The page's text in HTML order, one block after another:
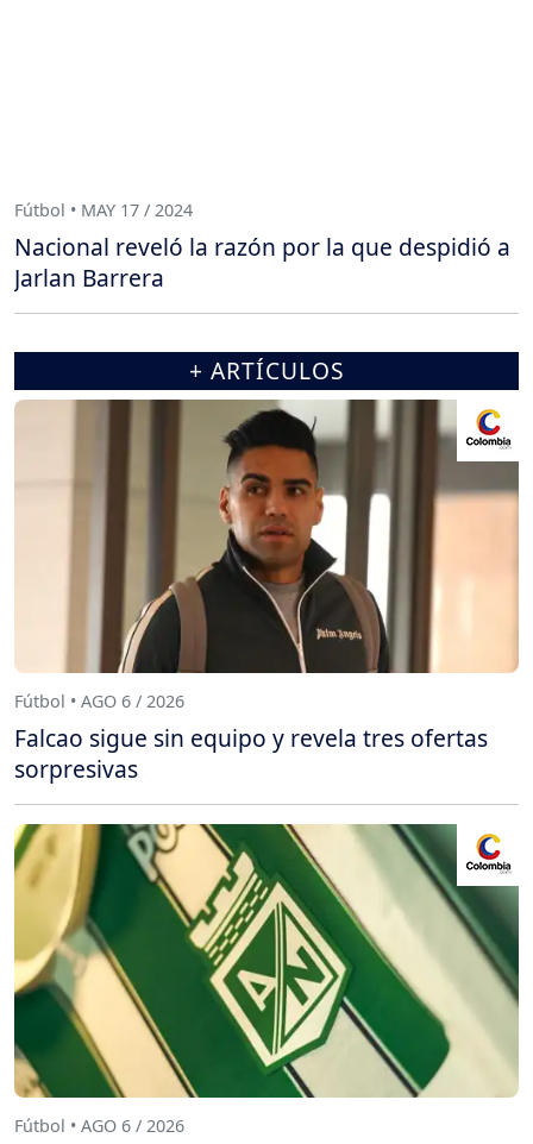
Fútbol • MAY 17 / 2024
Nacional reveló la razón por la que despidió a
Jarlan Barrera
+ ARTÍCULOS
Fútbol • AGO 6 / 2026
Falcao sigue sin equipo y revela tres ofertas
sorpresivas
Fútbol • AGO 6 / 2026